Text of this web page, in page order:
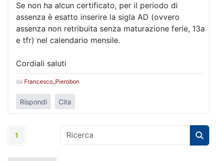
Se non ha alcun certificato, per il periodo di
assenza è esatto inserire la sigla AD (ovvero
assenza non retribuita senza maturazione ferie, 13a
e tfr) nel calendario mensile.
Cordiali saluti
da Francesco_Pierobon
Rispondi Cita
1